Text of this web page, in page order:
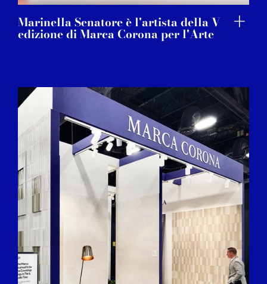
Marinella Senatore è l'artista della V
edizione di Marca Corona per l'Arte